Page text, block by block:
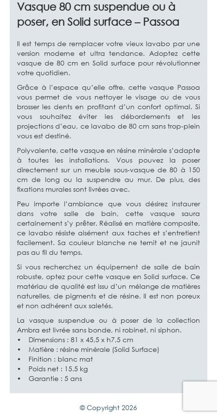
Vasque 80 cm suspendue ou à
poser, en Solid surface – Passoa
Il est temps de remplacer votre vieux lavabo par une
version moderne et ultra tendance. Adoptez cette
vasque de 80 cm en Solid surface pour révolutionner
votre quotidien.
Grâce à l’espace qu’elle offre, cette vasque Passoa
vous permet de vous nettoyer le visage ou de vous
brosser les dents en profitant d’un confort optimal. Si
vous souhaitez éviter les débordements et les
projections d’eau, ce lavabo de 80 cm sans trop-plein
vous est destiné.
Polyvalente, cette vasque en résine minérale s’adapte
à toutes les installations. Vous pouvez la poser
directement sur un meuble sous-vasque de 80 à 150
cm de long ou la suspendre au mur. De plus, des
fixations murales sont livrées avec.
Peu importe l’ambiance que vous désirez instaurer
dans votre salle de bain, cette vasque saura
certainement s’y prêter. Réalisé en matière composite,
ce lavabo résiste aisément aux taches et s’entretient
facilement. Sa couleur blanche ne ternit et ne jaunit
pas au fil du temps.
Si vous recherchez un équipement de salle de bain
robuste, optez pour cette vasque en Solid surface. Ce
matériau de qualité est issu d’un mélange de matières
naturelles, de pigments et de résine. Il est non poreux
et non adhérent aux saletés.
La vasque suspendue ou à poser de la collection
Ambra est livrée sans bonde, ni robinet, ni siphon.
• Dimensions : 81 x 45,5 x h7,5 cm
• Matière : résine minérale (Solid Surface)
• Finition : blanc mat
• Poids net : 15.5 kg
• Garantie : 5 ans
© Copyright 2026